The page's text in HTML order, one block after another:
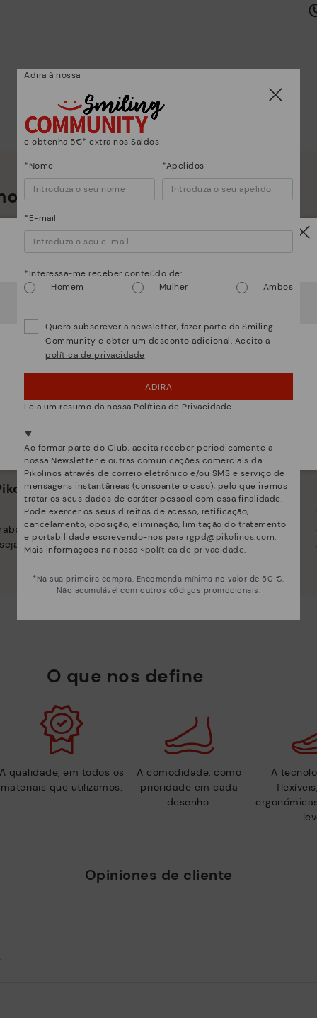
muito mais do que sapatos
para que
único.
Inovação
Descubra mais
A pele é o que melhor nos define e
representa.
O que nos define
qualidade, em todos os
materiais que utilizamos.
A comodidade, como
prioridade em cada
desenho.
A
Opiniones de cliente
Atenção!
USAe vai aceder no Portugal.
¡UPS! FOI UM LAPSO, CONTINUO EM USA
NÂO, QUERO VISITAR A WEB DO PORTUGAL
Adira à nossa
e obtenha 5€* extra nos Saldos
*Nome *Apelidos
*E-mail
*Interessa-me receber conteúdo de:
Homem
Mulher Ambos
Quero subscrever a newsletter, fazer parte da Smiling
Community e obter um desconto adicional. Aceito a
política de privacidade
ADIRA
Leia um resumo da nossa Política de Privacidade
Ao formar parte do Club, aceita receber periodicamente a
nossa Newsletter e outras comunicações comerciais da
Pikolinos através de correio eletrónico e/ou SMS e serviço de
mensagens instantâneas (consoante o caso), pelo que iremos
tratar os seus dados de caráter pessoal com essa finalidade.
Pode exercer os seus direitos de acesso, retificação,
cancelamento, oposição, eliminação, limitação do tratamento
e portabilidade escrevendo-nos para rgpd@pikolinos.com.
Mais informações na nossa <política de privacidade.
*Na sua primeira compra. Encomenda mínima no valor de 50 €.
Não acumulável com outros códigos promocionais.